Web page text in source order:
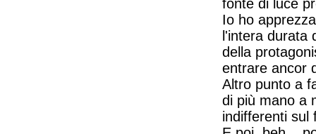
fonte di luce
Io ho
l'intera durata
della
entrare ancor
Altro punto a
di più mano a
indifferenti sul